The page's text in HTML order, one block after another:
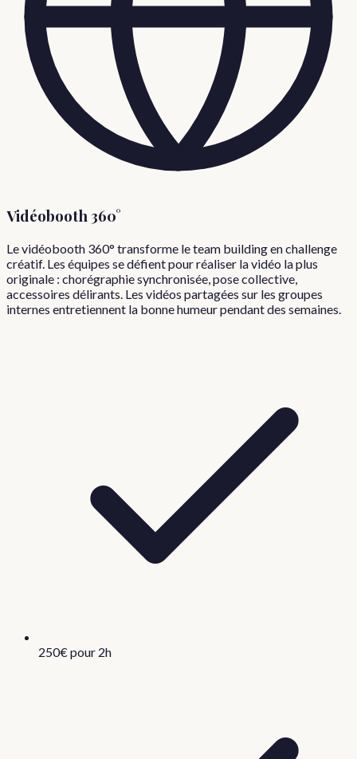
Vidéobooth 360°
Le vidéobooth 360° transforme le team building en challenge
créatif. Les équipes se défient pour réaliser la vidéo la plus
originale : chorégraphie synchronisée, pose collective,
accessoires délirants. Les vidéos partagées sur les groupes
internes entretiennent la bonne humeur pendant des semaines.
250€ pour 2h